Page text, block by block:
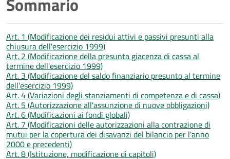
Art. 1 (Modificazione dei residui attivi e passivi presunti alla
chiusura dell'esercizio 1999)
Art. 2 (Modificazione della presunta giacenza di cassa al
termine dell'esercizio 1999)
Art. 3 (Modificazione del saldo finanziario presunto al termine
dell'esercizio 1999)
Art. 4 (Variazioni degli stanziamenti di competenza e di cassa)
Art. 5 (Autorizzazione all'assunzione di nuove obbligazioni)
Art. 6 (Modificazioni ai fondi globali)
Art. 7 (Modificazioni delle autorizzazioni alla contrazione di
mutui per la copertura dei disavanzi del bilancio per l'anno
2000 e precedenti)
Art. 8 (Istituzione, modificazione di capitoli)